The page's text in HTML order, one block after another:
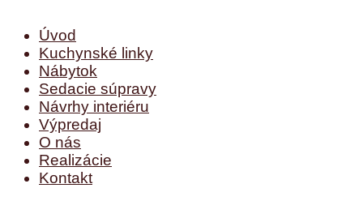
Úvod
Kuchynské linky
Nábytok
Sedacie súpravy
Návrhy interiéru
Výpredaj
O nás
Realizácie
Kontakt